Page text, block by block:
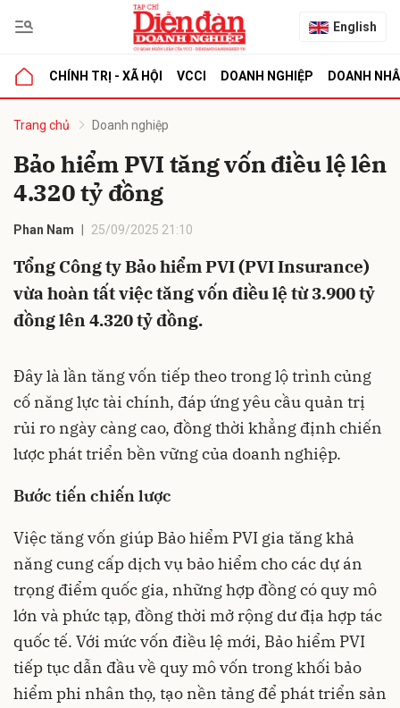
English
CHÍNH TRỊ - XÃ HỘI VCCI DOANH NGHIỆP DOANH
Trang chủ Doanh nghiệp
Bảo hiểm PVI tăng vốn điều lệ lên
4.320 tỷ đồng
Phan Nam 25/09/2025 21:10
Tổng Công ty Bảo hiểm PVI (PVI Insurance)
vừa hoàn tất việc tăng vốn điều lệ từ 3.900 tỷ
đồng lên 4.320 tỷ đồng.
Đây là lần tăng vốn tiếp theo trong lộ trình củng
cố năng lực tài chính, đáp ứng yêu cầu quản trị
rủi ro ngày càng cao, đồng thời khẳng định chiến
lược phát triển bền vững của doanh nghiệp.
Bước tiến chiến lược
Việc tăng vốn giúp Bảo hiểm PVI gia tăng khả
năng cung cấp dịch vụ bảo hiểm cho các dự án
trọng điểm quốc gia, những hợp đồng có quy mô
lớn và phức tạp, đồng thời mở rộng dư địa hợp tác
quốc tế. Với mức vốn điều lệ mới, Bảo hiểm PVI
tiếp tục dẫn đầu về quy mô vốn trong khối bảo
hiểm phi nhân thọ, tạo nền tảng để phát triển sản
luận
Hủy